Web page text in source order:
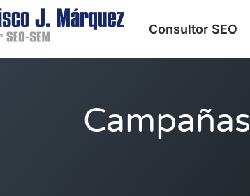
Consultor SEO